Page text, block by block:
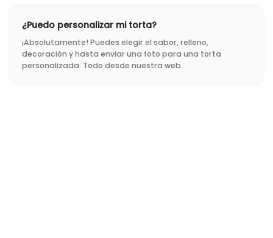
¿Puedo personalizar mi torta?
¡Absolutamente! Puedes elegir el sabor, relleno,
decoración y hasta enviar una foto para una torta
personalizada. Todo desde nuestra web.